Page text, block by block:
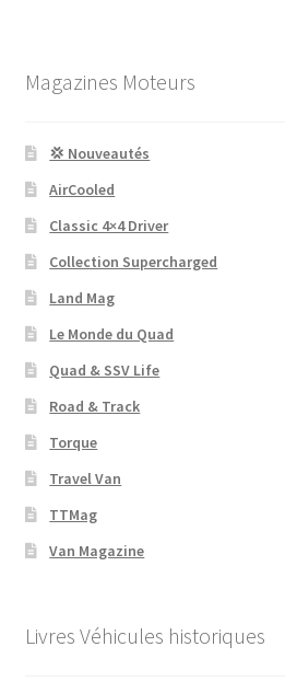
Magazines Moteurs
💢 Nouveautés
AirCooled
Classic 4×4 Driver
Collection Supercharged
Land Mag
Le Monde du Quad
Quad & SSV Life
Road & Track
Torque
Travel Van
TTMag
Van Magazine
Livres Véhicules historiques